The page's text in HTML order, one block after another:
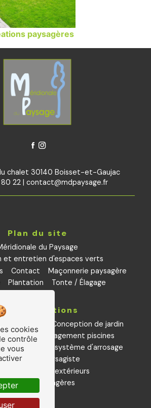
paysagères
chalet 30140 Boisset-et-Gaujac
22| contact@mdpaysage.fr
Plan du site
du Paysage
et entretien d'espaces verts
Contact
Maçonnerie paysagère
Plantation Tonte / Élagage
prestations
Conception de jardin
aménagement piscines
remplacement système d'arrosage
Paysagiste
espaces extérieurs
Créations paysagères
cookies
contrôle
vous